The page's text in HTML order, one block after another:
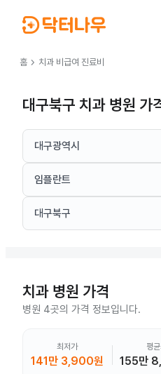
홈 chevron_right 치과 비급여 진료비
대구북구 치과 병원
대구광역시
임플란트
대구북구
치과 병원 가격
병원 4곳의 가격 정보입니다.
최저가
141만 3,900원
평
155만